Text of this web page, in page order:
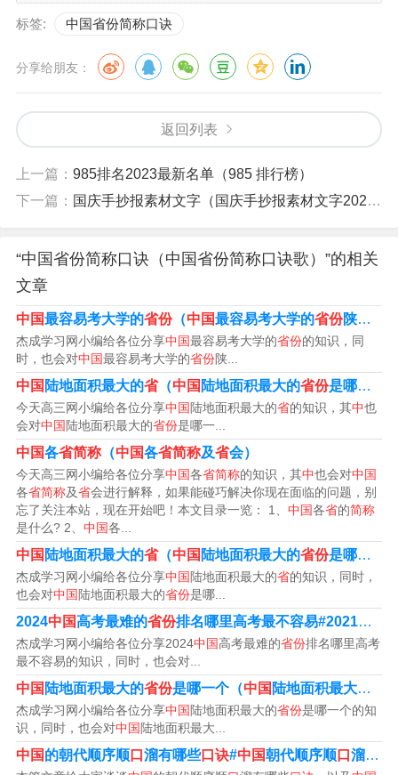
建,吉林,安徽)
四西二宁青甘陕 (四川,西藏,宁夏,辽宁,青海,甘肃,陕西)
海内台北上重天 (海南,内蒙古,台湾,北京,上海,重庆,天津)
香港澳门和台湾
爱我祖国好河山
京津沪渝直辖市
一国两制台港澳
东北三省黑吉辽
冀鲁晋 归华北
苏浙皖赣在华东
湘鄂豫 归华中
华南还有粤闽琼
川滇黔 归西南
西北还有陕甘青
中国二十三省背诵顺口溜
四句话，一首诗搞定（直辖市漏了重庆，记住就是）：
两湖两广两河山，五江云贵福吉安。四西二宁青甘陕，还
标签: 中国省份简称口诀
分享给朋友：
返回列表
上一篇： 985排名2023最新名单（985 排行榜）
下一篇： 国庆手抄报素材文字（国庆手抄报素材文字2022）
“中国省份简称口诀（中国省份简称口诀歌）”的相关
文章
中国最容易考大学的省份（中国最容易考大学的省份陕西）
杰成学习网小编给各位分享中国最容易考大学的省份的知识，同
时，也会对中国最容易考大学的省份陕...
中国 陆地面积最大的省（中国 陆地面积最大的省份是哪一个
今天高三网小编给各位分享中国 陆地面积最大的省的知识，其中也
会对中国 陆地面积最大的省份是哪一...
中国各省简称 （中国各省简称及省会）
今天高三网小编给各位分享中国各省简称的知识，其中也会对中国
各省简称及省会进行解释，如果能碰巧解决你现在面临的问题，别
忘了关注本站，现在开始吧！本文目录一览： 1、 中国各省的简称
是什么? 2、 中国各...
中国 陆地面积最大的省（中国 陆地面积最大的省份是哪里）
杰成学习网小编给各位分享中国 陆地面积最大的省的知识，同时，
也会对中国 陆地面积最大的省份是哪...
2024中国高考最难的省份排名哪里高考最不容易#2021年哪个
杰成学习网小编给各位分享2024中国高考最难的省份排名哪里高考
最不容易的知识，同时，也会对...
中国 陆地面积最大的省份是哪一个（中国 陆地面积最大的
杰成学习网小编给各位分享中国 陆地面积最大的省份是哪一个的知
识，同时，也会对中国 陆地面积最大...
中国的朝代顺序顺口 溜有哪些口诀#中国朝代顺序顺口 溜, 中国